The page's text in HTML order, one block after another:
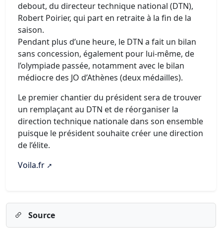
debout, du directeur technique national (DTN),
Robert Poirier, qui part en retraite à la fin de la
saison.
Pendant plus d’une heure, le DTN a fait un bilan
sans concession, également pour lui-même, de
l’olympiade passée, notamment avec le bilan
médiocre des JO d’Athènes (deux médailles).
Le premier chantier du président sera de trouver
un remplaçant au DTN et de réorganiser la
direction technique nationale dans son ensemble
puisque le président souhaite créer une direction
de l’élite.
Voila.fr
Source